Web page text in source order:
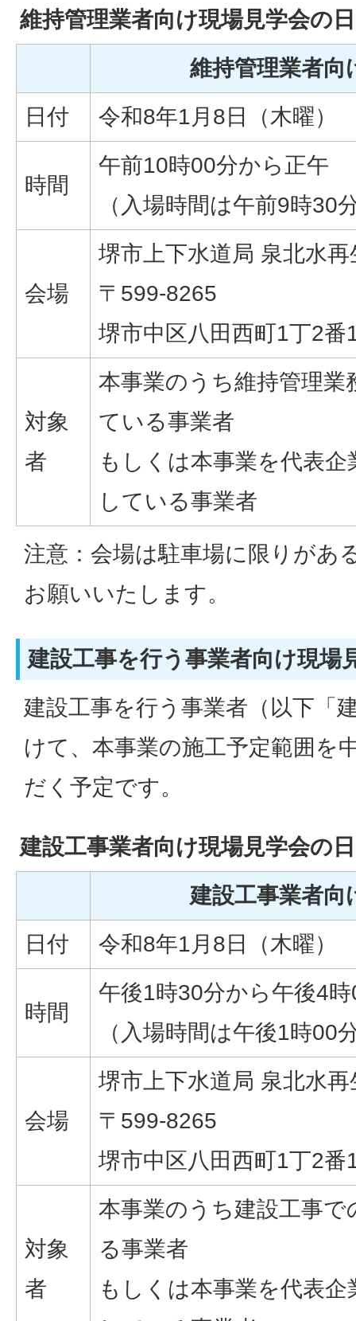
維持管理業者向け現場見学会の
維持管理業者向
日付
令和8年1月8日（木曜）
時間
午前10時00分から正午
（入場時間は午前9時30
会場
堺市上下水道局 泉北水
〒599-8265
堺市中区八田西町1丁2番
対象
者
本事業のうち維持管理業
ている事業者
もしくは本事業を代表
している事業者
注意：会場は駐車場に限りがあ
お願いいたします。
建設工事を行う事業者向け現場
建設工事を行う事業者（以下「
けて、本事業の施工予定範囲を
だく予定です。
建設工事業者向け現場見学会の
建設工事業者向
日付
令和8年1月8日（木曜）
時間
午後1時30分から午後4
（入場時間は午後1時00
会場
堺市上下水道局 泉北水
〒599-8265
堺市中区八田西町1丁2番
対象
者
本事業のうち建設工事
る事業者
もしくは本事業を代表